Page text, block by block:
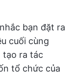
bạn đặt ra
cuối cùng
tạo ra tác
tổ chức của